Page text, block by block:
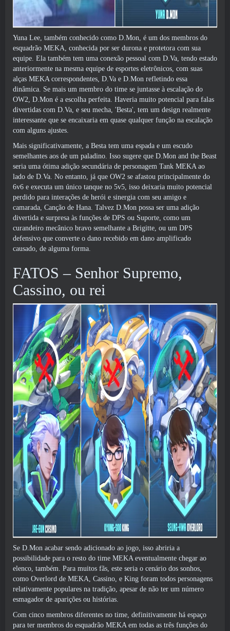
Yuna Lee, também conhecido como D.Mon, é um dos membros do
esquadrão MEKA, conhecida por ser durona e protetora com sua
equipe. Ela também tem uma conexão pessoal com D.Va, tendo estado
anteriormente na mesma equipe de esportes eletrônicos, com suas
alças MEKA correspondentes, D.Va e D.Mon refletindo essa
dinâmica. Se mais um membro do time se juntasse à escalação do
OW2, D.Mon é a escolha perfeita. Haveria muito potencial para falas
divertidas com D.Va, e seu mecha, 'Besta', tem um design realmente
interessante que se encaixaria em quase qualquer função na escalação
com alguns ajustes.
Mais significativamente, a Besta tem uma espada e um escudo
semelhantes aos de um paladino. Isso sugere que D.Mon and the Beast
seria uma ótima adição secundária de personagem Tank MEKA ao
lado de D.Va. No entanto, já que OW2 se afastou principalmente do
6v6 e executa um único tanque no 5v5, isso deixaria muito potencial
perdido para interações de herói e sinergia com seu amigo e
camarada, Canção de Hana. Talvez D.Mon possa ser uma adição
divertida e surpresa às funções de DPS ou Suporte, como um
curandeiro mecânico bravo semelhante a Brigitte, ou um DPS
defensivo que converte o dano recebido em dano amplificado
causado, de alguma forma.
FATOS – Senhor Supremo,
Cassino, ou rei
Se D.Mon acabar sendo adicionado ao jogo, isso abriria a
possibilidade para o resto do time MEKA eventualmente chegar ao
elenco, também. Para muitos fãs, este seria o cenário dos sonhos,
como Overlord de MEKA, Cassino, e King foram todos personagens
relativamente populares na tradição, apesar de não ter um número
esmagador de aparições ou histórias.
Com cinco membros diferentes no time, definitivamente há espaço
para ter membros do esquadrão MEKA em todas as três funções do